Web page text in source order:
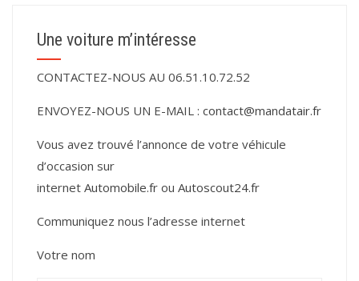
Une voiture m’intéresse
CONTACTEZ-NOUS AU 06.51.10.72.52
ENVOYEZ-NOUS UN E-MAIL : contact@mandatair.fr
Vous avez trouvé l’annonce de votre véhicule
d’occasion sur
internet Automobile.fr ou Autoscout24.fr
Communiquez nous l’adresse internet
Votre nom